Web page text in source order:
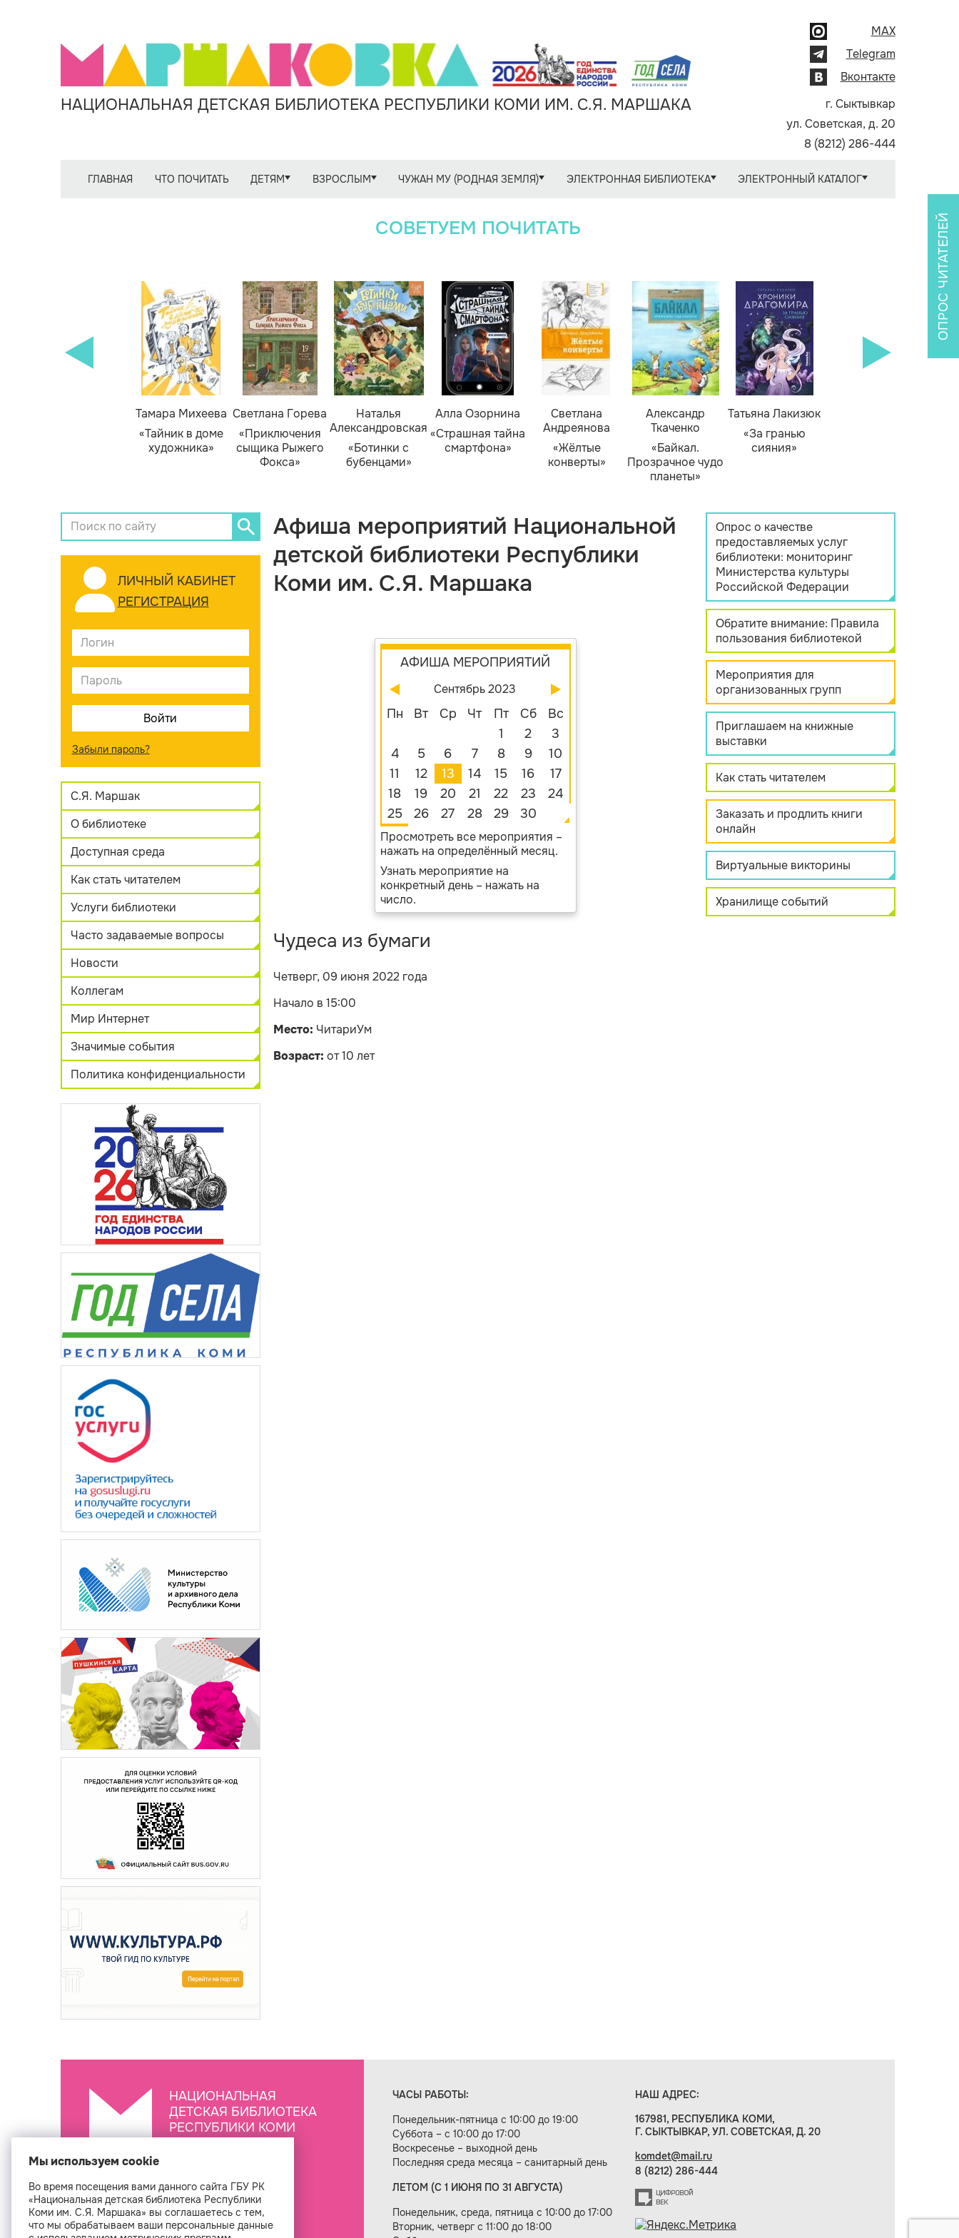
НАЦИОНАЛЬНАЯ ДЕТСКАЯ БИБЛИОТЕКА РЕСПУБЛИКИ КОМИ ИМ. С.Я. МАРШАКА
MAX
Telegram
Вконтакте
г. Сыктывкар
ул. Советская, д. 20
8 (8212) 286-444
ГЛАВНАЯ ЧТО ПОЧИТАТЬ ДЕТЯМ ВЗРОСЛЫМ ЧУЖАН МУ (РОДНАЯ ЗЕМЛЯ) ЭЛЕКТРОННАЯ БИБЛИОТЕКА ЭЛЕКТРОННЫЙ КАТАЛОГ
СОВЕТУЕМ ПОЧИТАТЬ
Тамара Михеева
«Тайник в доме
художника»
Светлана Горева
«Приключения
сыщика Рыжего
Фокса»
Наталья
Александровская
«Ботинки с
бубенцами»
Алла Озорнина
«Страшная тайна
смартфона»
Светлана
Андреянова
«Жёлтые
конверты»
Александр
Ткаченко
«Байкал.
Прозрачное чудо
планеты»
Татьяна Лакизюк
«За гранью
сияния»
ЛИЧНЫЙ КАБИНЕТ
РЕГИСТРАЦИЯ
Забыли пароль?
С.Я. Маршак
О библиотеке
Доступная среда
Как стать читателем
Услуги библиотеки
Часто задаваемые вопросы
Новости
Коллегам
Мир Интернет
Значимые события
Политика конфиденциальности
Афиша мероприятий Национальной
детской библиотеки Республики
Коми им. С.Я. Маршака
АФИША МЕРОПРИЯТИЙ
Сентябрь 2023
Пн Вт Ср Чт Пт Сб
Вс
1
2
3
4
5 6 7 8 9
10
11
12 13 14 15 16
17
18
19 20 21 22 23
24
25
26 27 28 29 30
Просмотреть все мероприятия –
нажать на определённый месяц.
Узнать мероприятие на
конкретный день – нажать на
число.
Чудеса из бумаги
Четверг, 09 июня 2022 года
Начало в 15:00
Место: ЧитариУм
Возраст: от 10 лет
ОПРОС ЧИТАТЕЛЕЙ
Опрос о качестве
предоставляемых услуг
библиотеки: мониторинг
Министерства культуры
Российской Федерации
Обратите внимание: Правила
пользования библиотекой
Мероприятия для
организованных групп
Приглашаем на книжные
выставки
Как стать читателем
Заказать и продлить книги
онлайн
Виртуальные викторины
Хранилище событий
НАЦИОНАЛЬНАЯ
ДЕТСКАЯ БИБЛИОТЕКА
РЕСПУБЛИКИ КОМИ
ЧАСЫ РАБОТЫ:
Понедельник-пятница с 10:00 до 19:00
Суббота – с 10:00 до 17:00
Воскресенье – выходной день
Последняя среда месяца – санитарный день
ЛЕТОМ (С 1 ИЮНЯ ПО 31 АВГУСТА)
Понедельник, среда, пятница с 10:00 до 17:00
Вторник, четверг с 11:00 до 18:00
НАШ АДРЕС:
167981, РЕСПУБЛИКА КОМИ,
Г. СЫКТЫВКАР, УЛ. СОВЕТСКАЯ, Д. 20
komdet@mail.ru
8 (8212) 286-444
Создание сайта — веб-студия «Цифровой век»
Мы используем cookie
Во время посещения вами данного сайта ГБУ РК
«Национальная детская библиотека Республики
Коми им. С.Я. Маршака» вы соглашаетесь с тем,
что мы обрабатываем ваши персональные данные